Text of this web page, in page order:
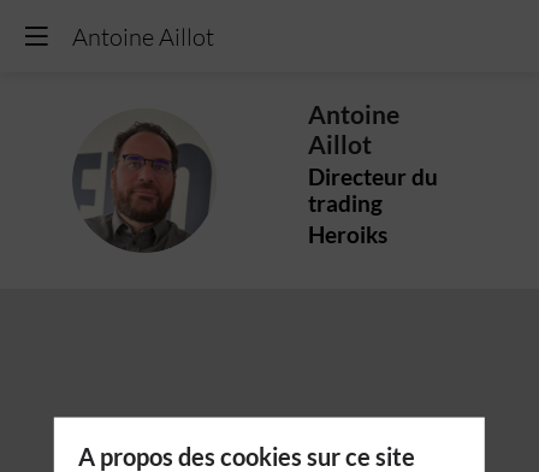
Antoine Aillot
AA
Antoine
Aillot
Directeur du
trading
Heroiks
A propos des cookies sur ce site